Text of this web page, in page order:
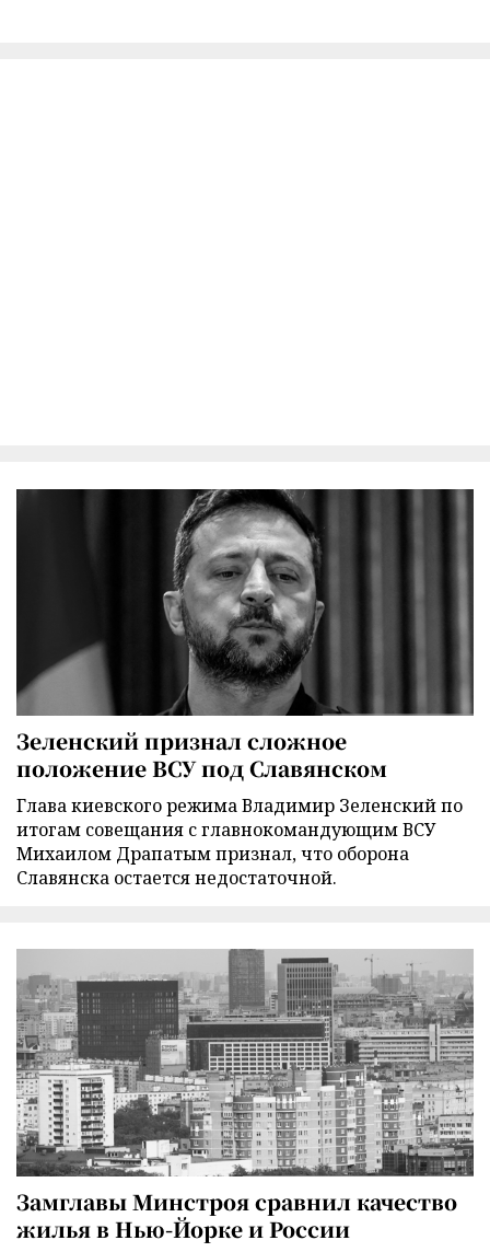
Зеленский признал сложное
положение ВСУ под Славянском
Глава киевского режима Владимир Зеленский по
итогам совещания с главнокомандующим ВСУ
Михаилом Драпатым признал, что оборона
Славянска остается недостаточной.
Замглавы Минстроя сравнил качество
жилья в Нью-Йорке и России